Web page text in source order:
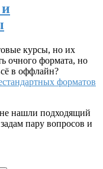
курсы, но их
очного формата, но
в оффлайн?
форматов
нашли подходящий
пару вопросов и